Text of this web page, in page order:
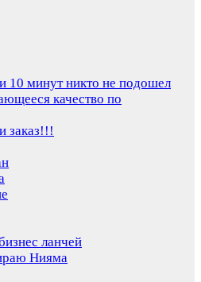
10 минут никто не подошел
качество по
заказ!!!
ланчей
Нияма